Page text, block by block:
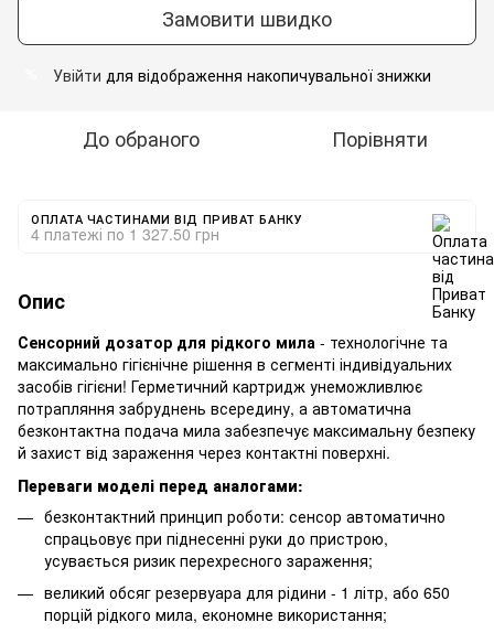
Замовити швидко
Увійти для відображення накопичувальної знижки
До обраного Порівняти
ОПЛАТА ЧАСТИНАМИ ВІД ПРИВАТ БАНКУ
4 платежі по 1 327.50 грн
Опис
Сенсорний дозатор для рідкого мила - технологічне та
максимально гігієнічне рішення в сегменті індивідуальних
засобів гігієни! Герметичний картридж унеможливлює
потрапляння забруднень всередину, а автоматична
безконтактна подача мила забезпечує максимальну безпеку
й захист від зараження через контактні поверхні.
Переваги моделі перед аналогами:
безконтактний принцип роботи: сенсор автоматично
спрацьовує при піднесенні руки до пристрою,
усувається ризик перехресного зараження;
великий обсяг резервуара для рідини - 1 літр, або 650
порцій рідкого мила, економне використання;